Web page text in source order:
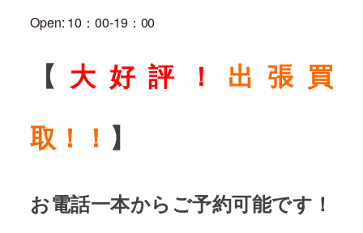
Open: 10：00-19：00
【 大好評！ 出張買
取！！ 】
お電話一本からご予約可能です！